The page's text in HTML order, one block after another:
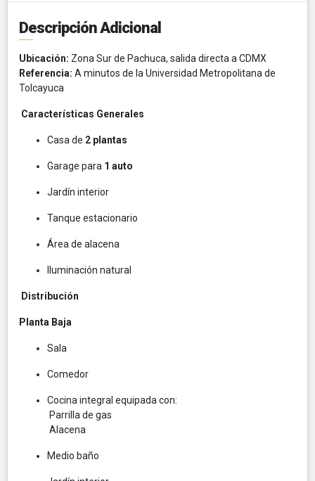
Descripción Adicional
Ubicación: Zona Sur de Pachuca, salida directa a CDMX
Referencia: A minutos de la Universidad Metropolitana de
Tolcayuca
Características Generales
Casa de 2 plantas
Garage para 1 auto
Jardín interior
Tanque estacionario
Área de alacena
Iluminación natural
Distribución
Planta Baja
Sala
Comedor
Cocina integral equipada con:
Parrilla de gas
Alacena
Medio baño